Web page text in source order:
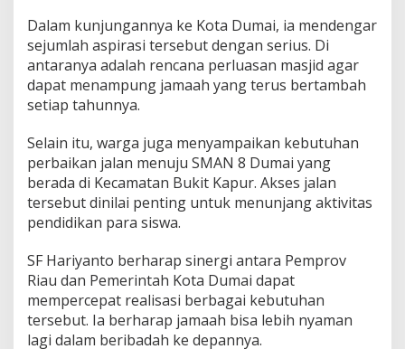
Dalam kunjungannya ke Kota Dumai, ia mendengar
sejumlah aspirasi tersebut dengan serius. Di
antaranya adalah rencana perluasan masjid agar
dapat menampung jamaah yang terus bertambah
setiap tahunnya.
Selain itu, warga juga menyampaikan kebutuhan
perbaikan jalan menuju SMAN 8 Dumai yang
berada di Kecamatan Bukit Kapur. Akses jalan
tersebut dinilai penting untuk menunjang aktivitas
pendidikan para siswa.
SF Hariyanto berharap sinergi antara Pemprov
Riau dan Pemerintah Kota Dumai dapat
mempercepat realisasi berbagai kebutuhan
tersebut. Ia berharap jamaah bisa lebih nyaman
lagi dalam beribadah ke depannya.